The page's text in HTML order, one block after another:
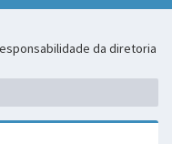
da diretoria